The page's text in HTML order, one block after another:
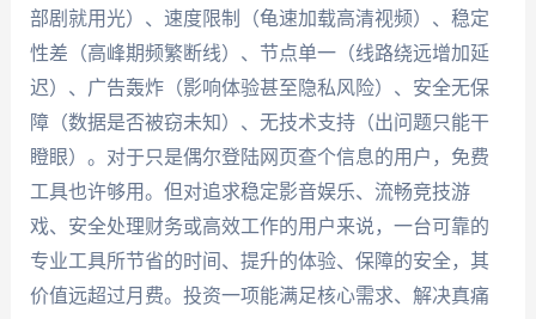
部剧就用光）、速度限制（龟速加载高清视频）、稳定
性差（高峰期频繁断线）、节点单一（线路绕远增加延
迟）、广告轰炸（影响体验甚至隐私风险）、安全无保
障（数据是否被窃未知）、无技术支持（出问题只能干
瞪眼）。对于只是偶尔登陆网页查个信息的用户，免费
工具也许够用。但对追求稳定影音娱乐、流畅竞技游
戏、安全处理财务或高效工作的用户来说，一台可靠的
专业工具所节省的时间、提升的体验、保障的安全，其
价值远超过月费。投资一项能满足核心需求、解决真痛